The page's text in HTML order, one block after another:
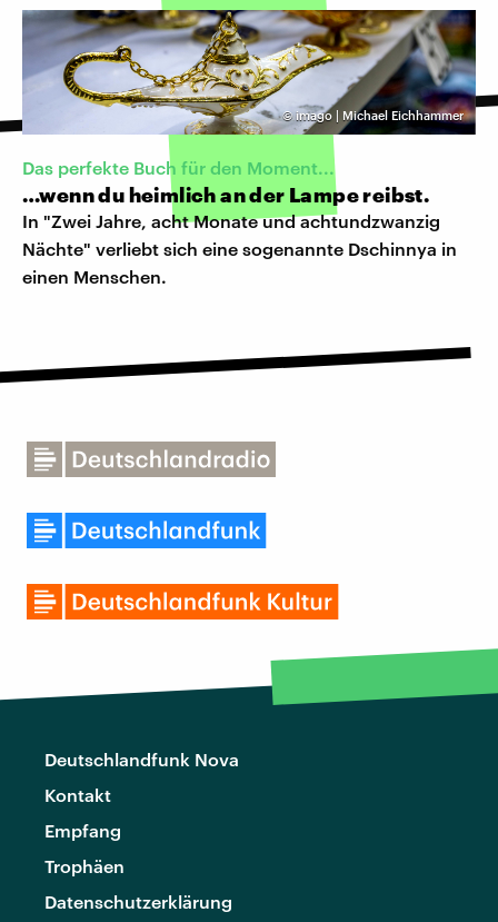
©imago | Michael Eichhammer
Das perfekte Buch für den Moment...
…wenn du heimlich an der Lampe reibst.
In "Zwei Jahre, acht Monate und achtundzwanzig
Nächte" verliebt sich eine sogenannte Dschinnya in
einen Menschen.
Deutschlandfunk Nova
Kontakt
Empfang
Trophäen
Datenschutzerklärung